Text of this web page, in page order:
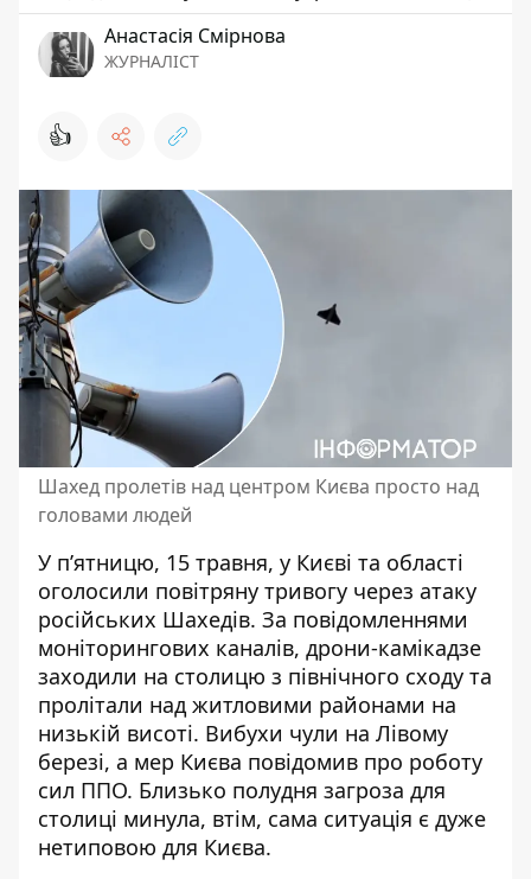
Анастасія Смірнова
ЖУРНАЛІСТ
👍
Шахед пролетів над центром Києва просто над
головами людей
У п’ятницю, 15 травня, у Києві та області
оголосили повітряну тривогу через атаку
російських Шахедів. За повідомленнями
моніторингових каналів, дрони-камікадзе
заходили на столицю з північного сходу та
пролітали над житловими районами на
низькій висоті. Вибухи чули на Лівому
березі, а мер Києва повідомив про роботу
сил ППО. Близько полудня загроза для
столиці минула, втім, сама ситуація є дуже
нетиповою для Києва.